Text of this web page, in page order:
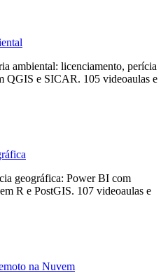
ambiental: licenciamento, perícia
QGIS e SICAR. 105 videoaulas e
geográfica: Power BI com
R e PostGIS. 107 videoaulas e
na Nuvem